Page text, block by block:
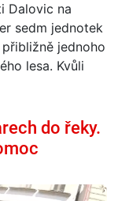
Dalovic na
sedm jednotek
jednoho
lesa. Kvůli
do řeky.